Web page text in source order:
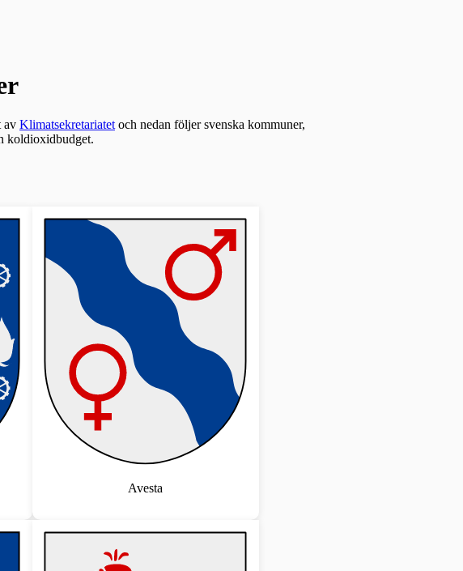
av Klimatsekretariatetoch nedan följer svenska kommuner,
koldioxidbudget.
Avesta